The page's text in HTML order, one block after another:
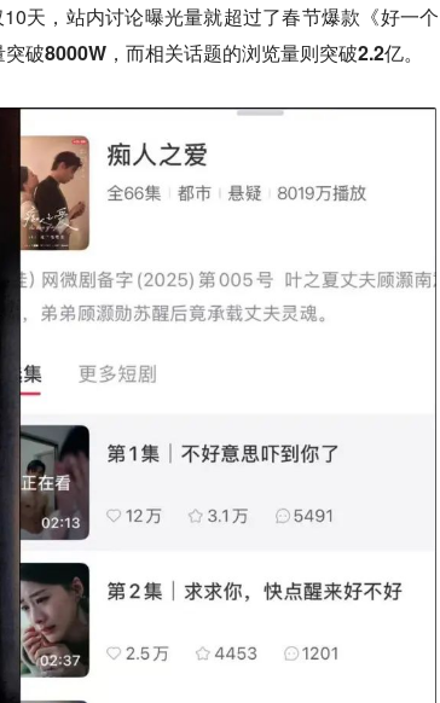
天，站内讨论曝光量就超过了春节爆款《好一个
破8000W，而相关话题的浏览量则突破2.2亿。